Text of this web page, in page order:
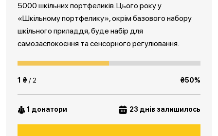
5000 шкільних портфеликів. Цього року у
«Шкільному портфелику», окрім базового набору
шкільного приладдя, буде набір для
самозаспокоєння та сенсорного регулювання.
1 ₴ / 2 ₴50%
1 донатори 23 днів залишилось